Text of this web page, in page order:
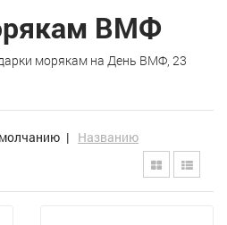
ВМФ
морякам на День ВМФ, 23
| Названию